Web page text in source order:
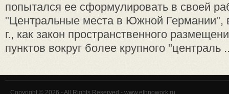
попытался ее сформулировать в своей
"Центральные места в Южной
г., как закон пространственного
пунктов вокруг более крупного "централь
Copyright © 2026 - All Rights Reserved - www.ethnowork.ru